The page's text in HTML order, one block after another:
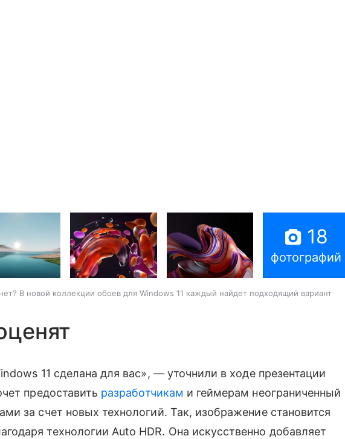
18
фотографий
В новой коллекции обоев для Windows 11 каждый найдет подходящий вариант
11 сделана для вас», — уточнили в ходе презентации
предоставить разработчикам и геймерам неограниченный
за счет новых технологий. Так, изображение становится
технологии Auto HDR. Она искусственно добавляет